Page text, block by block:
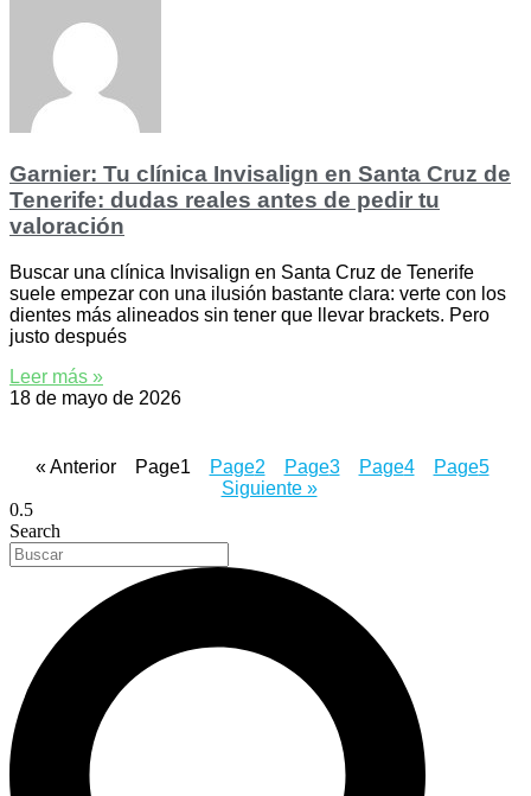
Garnier: Tu clínica Invisalign en Santa Cruz de
Tenerife: dudas reales antes de pedir tu
valoración
Buscar una clínica Invisalign en Santa Cruz de Tenerife
suele empezar con una ilusión bastante clara: verte con los
dientes más alineados sin tener que llevar brackets. Pero
justo después
Leer más »
18 de mayo de 2026
« Anterior Page1 Page2 Page3 Page4 Page5
Siguiente »
Search